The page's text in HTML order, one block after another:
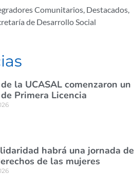
Comunitarios, Destacados,
de Desarrollo Social
la UCASAL comenzaron un
Primera Licencia
habrá una jornada de
de las mujeres